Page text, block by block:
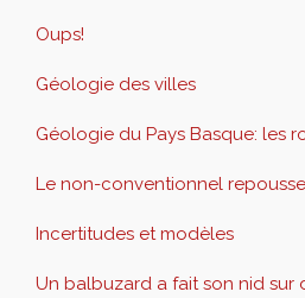
Oups!
Géologie des villes
Géologie du Pays Basque: les
Le non-conventionnel
Incertitudes et modèles
Un balbuzard a fait son nid sur